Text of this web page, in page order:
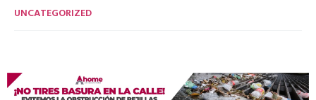
UNCATEGORIZED